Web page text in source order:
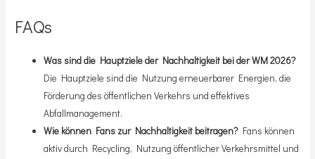
FAQs
Was sind die Hauptziele der Nachhaltigkeit bei der WM 2026?
Die Hauptziele sind die Nutzung erneuerbarer Energien, die
Förderung des öffentlichen Verkehrs und effektives
Abfallmanagement.
Wie können Fans zur Nachhaltigkeit beitragen? Fans können
aktiv durch Recycling, Nutzung öffentlicher Verkehrsmittel und